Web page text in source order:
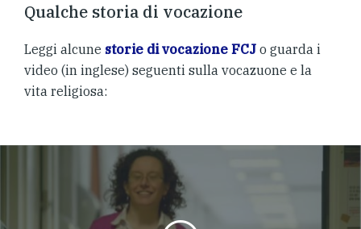
Qualche storia di vocazione
Leggi alcune storie di vocazione FCJ o guarda i
video (in inglese) seguenti sulla vocazuone e la
vita religiosa: